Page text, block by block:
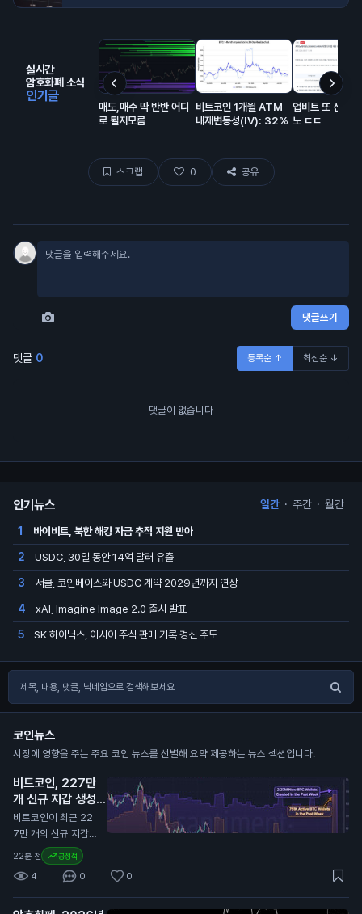
실시간
암호화폐 소식
인기글
매도,매수 딱 반반 어디
로 튈지모름
비트코인 1개월 ATM
내재변동성(IV): 32%
업비트 또 신규
노 ㄷㄷ
스크랩 0 공유
댓글쓰기
댓글 0 등록순 ↑ 최신순 ↓
댓글이 없습니다
인기뉴스 일간 · 주간 · 월간
1 바이비트, 북한 해킹 자금 추적 지원 받아
2 USDC, 30일 동안 14억 달러 유출
3 서클, 코인베이스와 USDC 계약 2029년까지 연장
4 xAI, Imagine Image 2.0 출시 발표
5 SK 하이닉스, 아시아 주식 판매 기록 경신 주도
코인뉴스
시장에 영향을 주는 주요 코인 뉴스를 선별해 요약 제공하는 뉴스 섹션입니다.
비트코인, 227만
개 신규 지갑 생성
기록
N
비트코인이 최근 22
7만 개의 신규 지갑과
751,000개의 활성
지갑을 기록했습니다.
이는 지난 1년 중 가장
높은 수치입니다. 이
22분 전 긍정적
4 0 0